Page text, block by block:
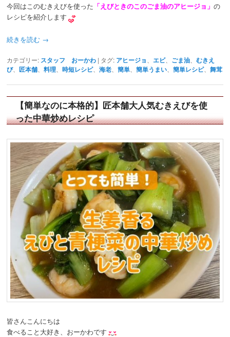
今回はこのむきえびを使った 「えびときのこのごま油のアヒージョ」の
レシピを紹介します
続きを読む →
カテゴリー: スタッフ おーかわ | タグ: アヒージョ エビ、 ごま油 、むきえ
び、匠本舗 、料理 、時短レシピ、海老 、簡単 、簡単うまい 、簡単レシピ、舞茸
【簡単なのに本格的】匠本舗大人気むきえびを使
った中華炒めレシピ
皆さんこんにちは
食べること大好き、おーかわです